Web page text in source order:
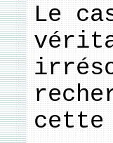
Le
cette